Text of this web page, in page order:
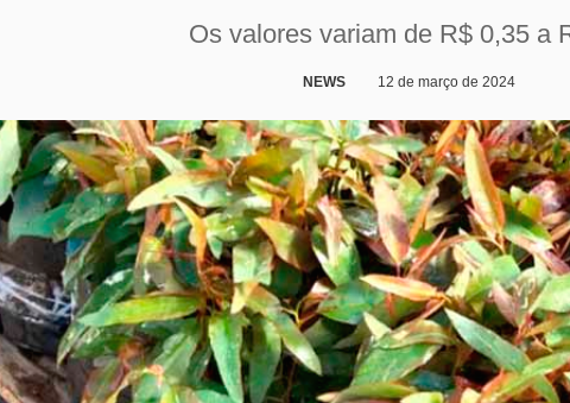
Os valores variam de R$ 0,35 a
NEWS 12 de março de 2024